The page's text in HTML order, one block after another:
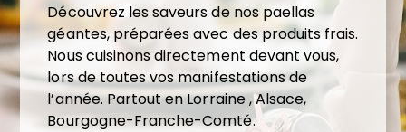
Découvrez les saveurs de nos paellas
géantes, préparées avec des produits frais.
Nous cuisinons directement devant vous,
lors de toutes vos manifestations de
l’année. Partout en Lorraine , Alsace,
Bourgogne-Franche-Comté.